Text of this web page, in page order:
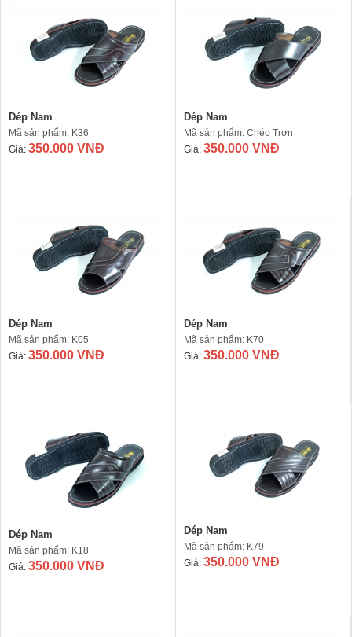
Dép Nam
Mã sản phẩm: K36
Giá: 350.000 VNĐ
Dép Nam
Mã sản phẩm: Chéo Trơn
Giá: 350.000 VNĐ
Dép Nam
Mã sản phẩm: K05
Giá: 350.000 VNĐ
Dép Nam
Mã sản phẩm: K70
Giá: 350.000 VNĐ
Dép Nam
Mã sản phẩm: K18
Giá: 350.000 VNĐ
Dép Nam
Mã sản phẩm: K79
Giá: 350.000 VNĐ